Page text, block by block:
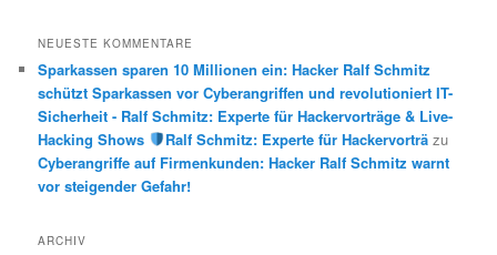
NEUESTE KOMMENTARE
Sparkassen sparen 10 Millionen ein: Hacker Ralf Schmitz
schützt Sparkassen vor Cyberangriffen und revolutioniert IT-
Sicherheit - Ralf Schmitz: Experte für Hackervorträge & Live-
Hacking Shows
Ralf Schmitz: Experte für Hackervorträzu
Cyberangriffe auf Firmenkunden: Hacker Ralf Schmitz warnt
vor steigender Gefahr!
ARCHIV